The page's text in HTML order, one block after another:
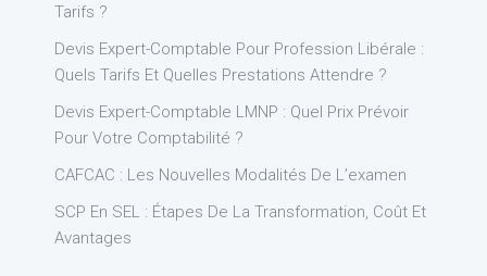
Tarifs ?
Devis Expert-Comptable Pour Profession Libérale :
Quels Tarifs Et Quelles Prestations Attendre ?
Devis Expert-Comptable LMNP : Quel Prix Prévoir
Pour Votre Comptabilité ?
CAFCAC : Les Nouvelles Modalités De L’examen
SCP En SEL : Étapes De La Transformation, Coût Et
Avantages